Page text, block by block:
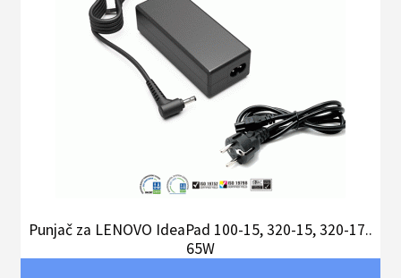
Punjač za LENOVO IdeaPad 100-15, 320-15, 320-17..
65W